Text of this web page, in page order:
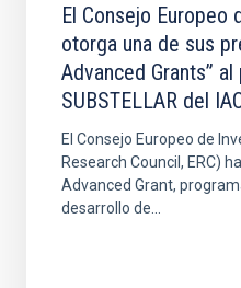
El Consejo Europeo
otorga una de sus
Advanced Grants”
SUBSTELLAR del
El Consejo Europeo de
Research Council, ERC)
Advanced Grant,
desarrollo de...